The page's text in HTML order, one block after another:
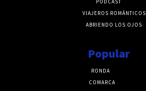
VIAJEROS ROMÁNTICOS
ABRIENDO LOS OJOS
Popular
RONDA
COMARCA